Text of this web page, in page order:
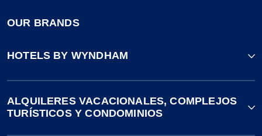
OUR BRANDS
HOTELS BY WYNDHAM
ALQUILERES VACACIONALES, COMPLEJOS
TURÍSTICOS Y CONDOMINIOS